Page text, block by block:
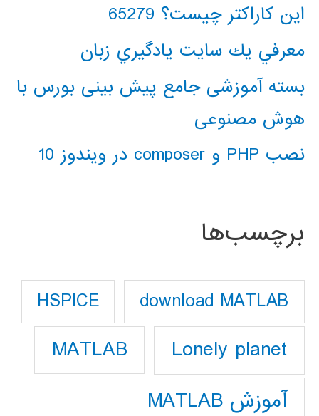
این کاراکتر چیست؟ 65279
معرفي يك سايت يادگيري زبان
بسته آموزشی جامع پیش بینی بورس با
هوش مصنوعی
نصب PHP و composer در ویندوز 10
برچسب‌ها
download MATLAB
HSPICE
Lonely planet
MATLAB
آموزش MATLAB